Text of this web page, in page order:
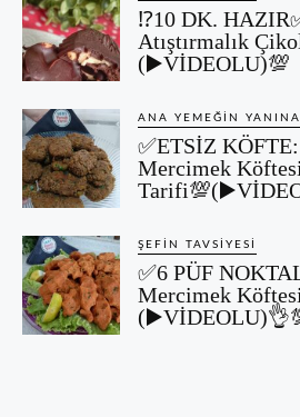
⁉️10 DK.
Atıştırmalık
(▶️VİDEOLU)💯
ANA YEMEĞIN YANINA
✅ETSİZ
Mercimek
ŞEFIN TAVSIYESI
✅6 PÜF
Mercimek